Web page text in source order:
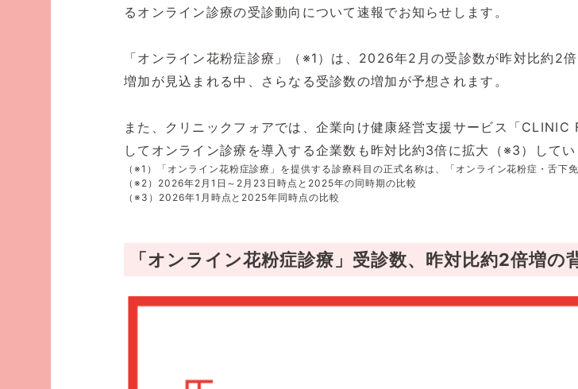
るオンライン診療の受診動向について速報でお知らせします。
「オンライン花粉症診療」（※1）は、2026年2月の受診数が昨対比約2
増加が見込まれる中、さらなる受診数の増加が予想されます。
また、クリニックフォアでは、企業向け健康経営支援サービス「
してオンライン診療を導入する企業数も昨対比約3倍に拡大（※3）してい
（※1）「オンライン花粉症診療」を提供する診療科目の正式名称は、「オンライン花粉症・舌下
（※2）2026年2月1日～2月23日時点と2025年の同時期の比較
（※3）2026年1月時点と2025年同時点の比較
「オンライン花粉症診療」受診数、昨対比約2倍増の